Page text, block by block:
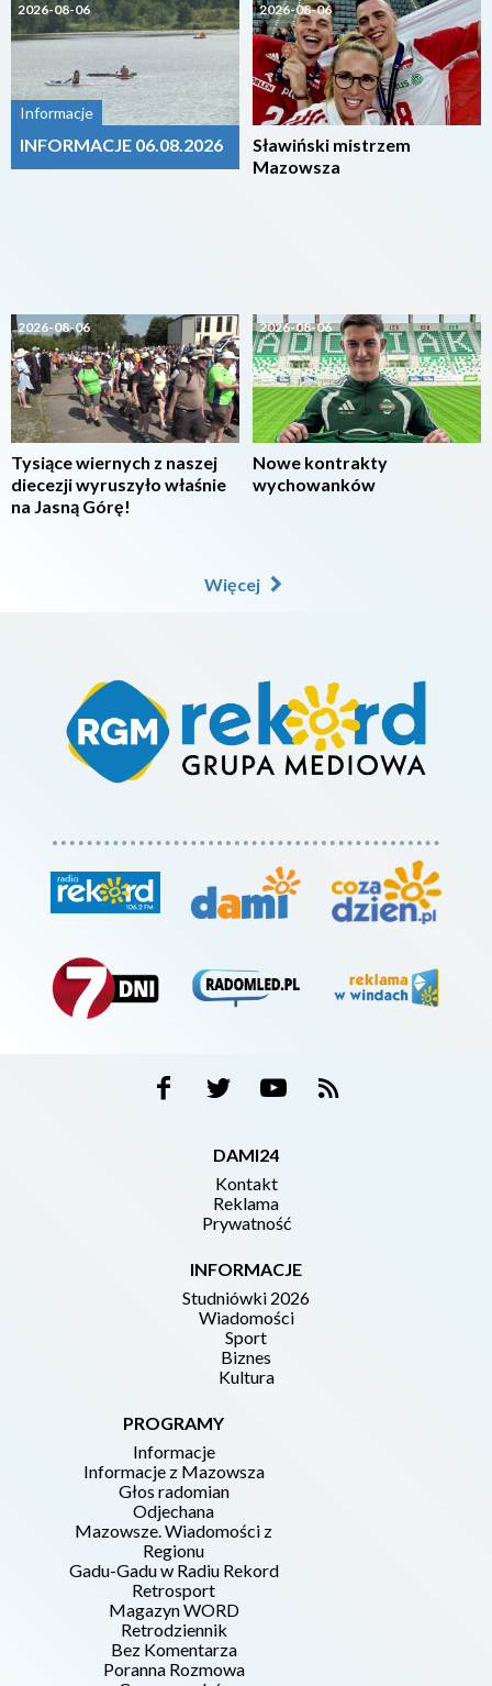
2026-08-06
Informacje
INFORMACJE 06.08.2026
2026-08-06
Tysiące wiernych z naszej
diecezji wyruszyło właśnie
na Jasną Górę!
2026-08-06
Sławiński mistrzem
Mazowsza
2026-08-06
Nowe kontrakty
wychowanków
Więcej
DAMI24
Kontakt
Reklama
Prywatność
INFORMACJE
Studniówki 2026
Wiadomości
Sport
Biznes
Kultura
PROGRAMY
Informacje
Informacje z Mazowsza
Głos radomian
Odjechana
Mazowsze. Wiadomości z
Regionu
Gadu-Gadu w Radiu Rekord
Retrosport
Magazyn WORD
Retrodziennik
Bez Komentarza
Poranna Rozmowa